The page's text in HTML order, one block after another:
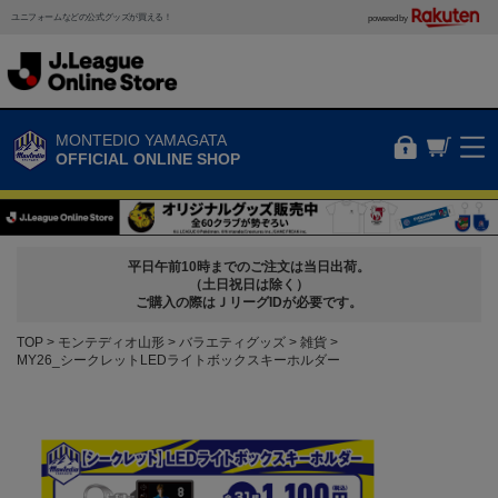
ユニフォームなどの公式グッズが買える！ powered by
MONTEDIO YAMAGATA
OFFICIAL ONLINE SHOP
平日午前10時までのご注文は当日出荷。
（土日祝日は除く）
ご購入の際はＪリーグIDが必要です。
TOP モンテディオ山形 バラエティグッズ
雑貨
MY26_シークレットLEDライトボックスキーホルダー